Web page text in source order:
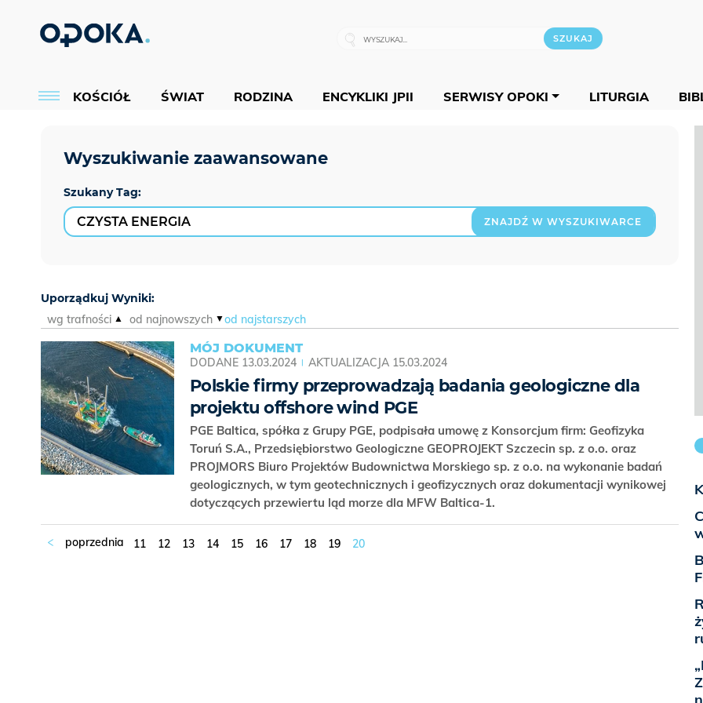
KOŚCIÓŁ ŚWIAT RODZINA ENCYKLIKI JPII SERWISY OPOKI LITURGIA
Szukany Tag:
ZNAJDŹ W WYSZUKIWARCE
Uporządkuj Wyniki:
wg trafności
od najnowszych od najstarszych
MÓJ DOKUMENT
DODANE 13.03.2024 AKTUALIZACJA 15.03.2024
Polskie firmy przeprowadzają badania geologiczne dla
projektu offshore wind PGE
PGE Baltica, spółka z Grupy PGE, podpisała umowę z Konsorcjum firm: Geofizyka
Toruń S.A., Przedsiębiorstwo Geologiczne GEOPROJEKT Szczecin sp. z o.o. oraz
PROJMORS Biuro Projektów Budownictwa Morskiego sp. z o.o. na wykonanie badań
geologicznych, w tym geotechnicznych i geofizycznych oraz dokumentacji wynikowej
dotyczących przewiertu ląd morze dla MFW Baltica-1.
11 12 13 14 15 16 17 18 19 20